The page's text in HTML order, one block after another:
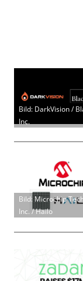
Bild: DarkVision /
Inc.
Bild: Microchip
Inc. / Hailo